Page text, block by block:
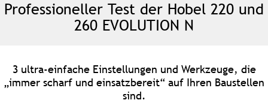
Professioneller Test der Hobel 220 und
260 EVOLUTION N
3 ultra-einfache Einstellungen und Werkzeuge, die
„immer scharf und einsatzbereit“ auf Ihren Baustellen
sind.